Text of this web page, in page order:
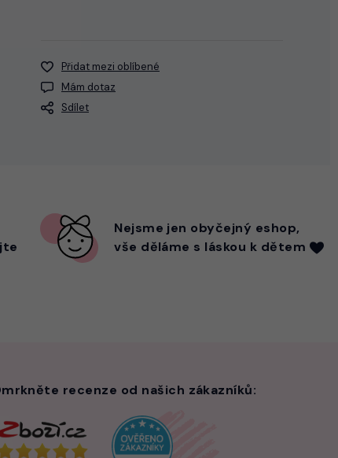
Přidat mezi oblíbené
Mám dotaz
Sdílet
Nejsme jen obyčejný eshop,
vše děláme s láskou k dětem
recenze od našich zákazníků: